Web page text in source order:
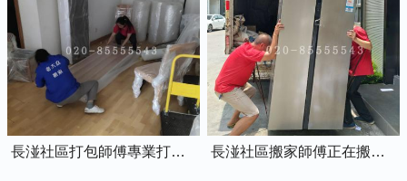
長湴社區打包師傅專業打包家具中 長湴社區搬家師傅正在搬運冰箱上樓